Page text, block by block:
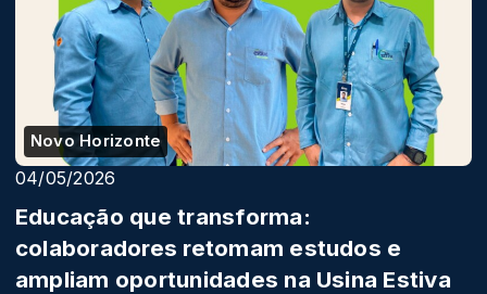
Novo Horizonte
04/05/2026
Educação que transforma:
colaboradores retomam estudos e
ampliam oportunidades na Usina Estiva